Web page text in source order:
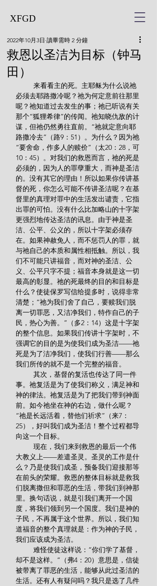
XFGD
救恩以圣洁为目标（钟马
田）
2022年10月3日 讀畢需時 2 分鐘
必须去耶路撒冷呢？祂为何定意前往那里
呢？祂知道过去发生的事；祂已听说有关
那个“狐狸希律”的传闻。祂知晓仇敌的计
谋，但祂仍然勇往直前。“祂就定意向耶
路撒冷去”（路9：51）。为什么？因为祂
“要舍命，作多人的赎价”（太20：28，可
10：45）。对我们的救恩而言，祂的死是
必须的，因为人的罪孽重大，而神是圣洁
的。没有其它的理由！所以如果你传讲基
督的死，你怎么可能不传讲圣洁呢？在基
督里的真理对罪中的生活发出谴责，它指
出罪的可怕。没有什么比加略山的十字架
更强烈地传达圣洁的讯息。由于神是圣
洁、公平、公义的，所以十字架必须存
在。如果神赦免人，而不惩罚人的罪，就
与祂自己的本质和属性相抵触。所以，我
们不可能只讲福音，而对神的圣洁、公
义、公平只字不提；福音本身就是这一切
最高的彰显。祂的死最终的目的和目标是
什么？使徒保罗写信给提多时，说得非常
清楚；“祂为我们舍了自己，要赎我们脱
离一切罪恶，又洁净我们，特作自己的子
民，热心为善。”（多2：14）这是十字架
的整个信息。如果我们传讲十字架时，不
强调它的目的是为使我们成为圣洁——祂
死是为了洁净我们，使我们行善——那么
我们所传的就不是一个完整的福音。
事。祂复活是为了使我们称义，满足神和
神的律法。祂复活是为了把我们带到神面
前。如今祂坐在神的右边，做什么呢？
“祂是长远活着，替他们祈求”（来7：
25），好叫我们成为圣洁！整个过程都导
向这一个目标。
大教义上——差遣圣灵。圣灵的工作是什
么？乃是使我们成圣，预备我们迎接那等
在前头的荣耀。救恩的整体目标就是救我
们脱离撒但和罪恶的生活，带我们到神那
里。换句话说，就是引我们离开一个国
度，将我们领到另一个国度。我们是神的
子民，不再属于这个世界。所以，我们知
道福音的整个真理就是：作为神的子民，
我们应该成为圣洁。
却不是这样。”（弗4：20）意思是，信徒
被带离了罪恶的生活，能够从此过圣洁的
生活。还有人有疑问吗？我只是选了几件